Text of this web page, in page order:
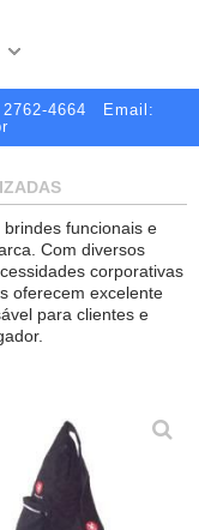
4664
Email:
funcionais e
Com diversos
corporativas
oferecem excelente
para clientes e